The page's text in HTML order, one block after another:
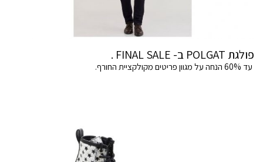
פולגת POLGAT ב- FINAL SALE .
עד 60% הנחה על מגוון פריטים מקולקציית החורף.